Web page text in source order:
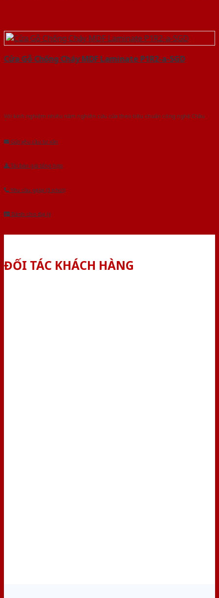
Cửa Gỗ Chống Cháy MDF Laminate P1R2-a-SGD
Với kinh nghiệm nhiêu năm nghiên cứu cửa theo tiêu chuẩn công nghệ Châu
Gửi yêu cầu tư vấn
Tải báo giá tổng hợp
Yêu cầu gọi lại (3 phút)
Dành cho đại lý
ĐỐI TÁC KHÁCH HÀNG